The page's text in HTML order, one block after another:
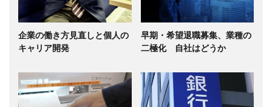
企業の働き方見直しと個人の
キャリア開発
早期・希望退職募集、業種の
二極化 自社はどうか